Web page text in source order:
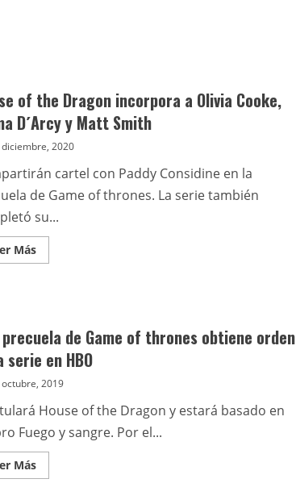
of the Dragon incorpora a Olivia Cooke,
D´Arcy y Matt Smith
diciembre, 2020
cartel con Paddy Considine en la
de Game of thrones. La serie también
su...
MásLeer
más
Dragon
incorpora
Olivia
Emma
´Arcy
y
Matt
Smith
precuela de Game of thrones obtiene orden
serie en HBO
2019
House of the Dragon y estará basado en
Fuego y sangre. Por el...
MásLeer
más